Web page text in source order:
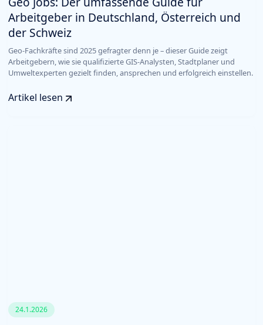
Arbeitgeber in Deutschland, Österreich und
der Schweiz
Geo-Fachkräfte sind 2025 gefragter denn je – dieser Guide zeigt
Arbeitgebern, wie sie qualifizierte GIS-Analysten, Stadtplaner und
Umweltexperten gezielt finden, ansprechen und erfolgreich einstellen.
Artikel lesen
24.1.2026